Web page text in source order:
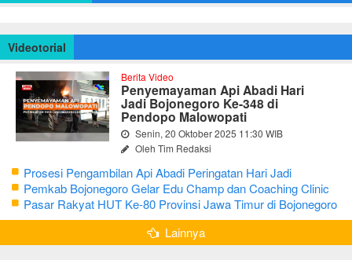
Videotorial
Berita Video
Penyemayaman Api Abadi Hari
Jadi Bojonegoro Ke-348 di
Pendopo Malowopati
Senin, 20 Oktober 2025 11:30 WIB
Oleh Tim Redaksi
Prosesi Pengambilan Api Abadi Peringatan Hari Jadi
Bojonegoro Ke-348
Pemkab Bojonegoro Gelar Edu Champ dan Coaching Clinic
Seni Reog dan Jaranan
Pasar Rakyat HUT Ke-80 Provinsi Jawa Timur di Bojonegoro
Lainnya